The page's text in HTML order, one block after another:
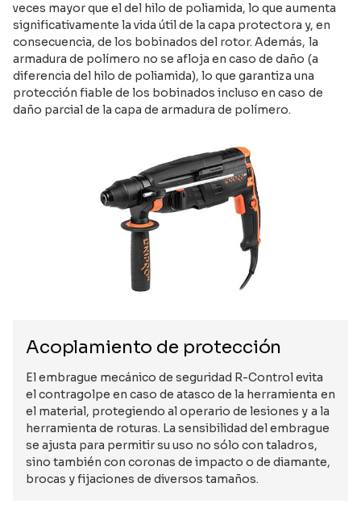
veces mayor que el del hilo de poliamida, lo que aumenta
significativamente la vida útil de la capa protectora y, en
consecuencia, de los bobinados del rotor. Además, la
armadura de polímero no se afloja en caso de daño (a
diferencia del hilo de poliamida), lo que garantiza una
protección fiable de los bobinados incluso en caso de
daño parcial de la capa de armadura de polímero.
Acoplamiento de protección
El embrague mecánico de seguridad R-Control evita
el contragolpe en caso de atasco de la herramienta en
el material, protegiendo al operario de lesiones y a la
herramienta de roturas. La sensibilidad del embrague
se ajusta para permitir su uso no sólo con taladros,
sino también con coronas de impacto o de diamante,
brocas y fijaciones de diversos tamaños.